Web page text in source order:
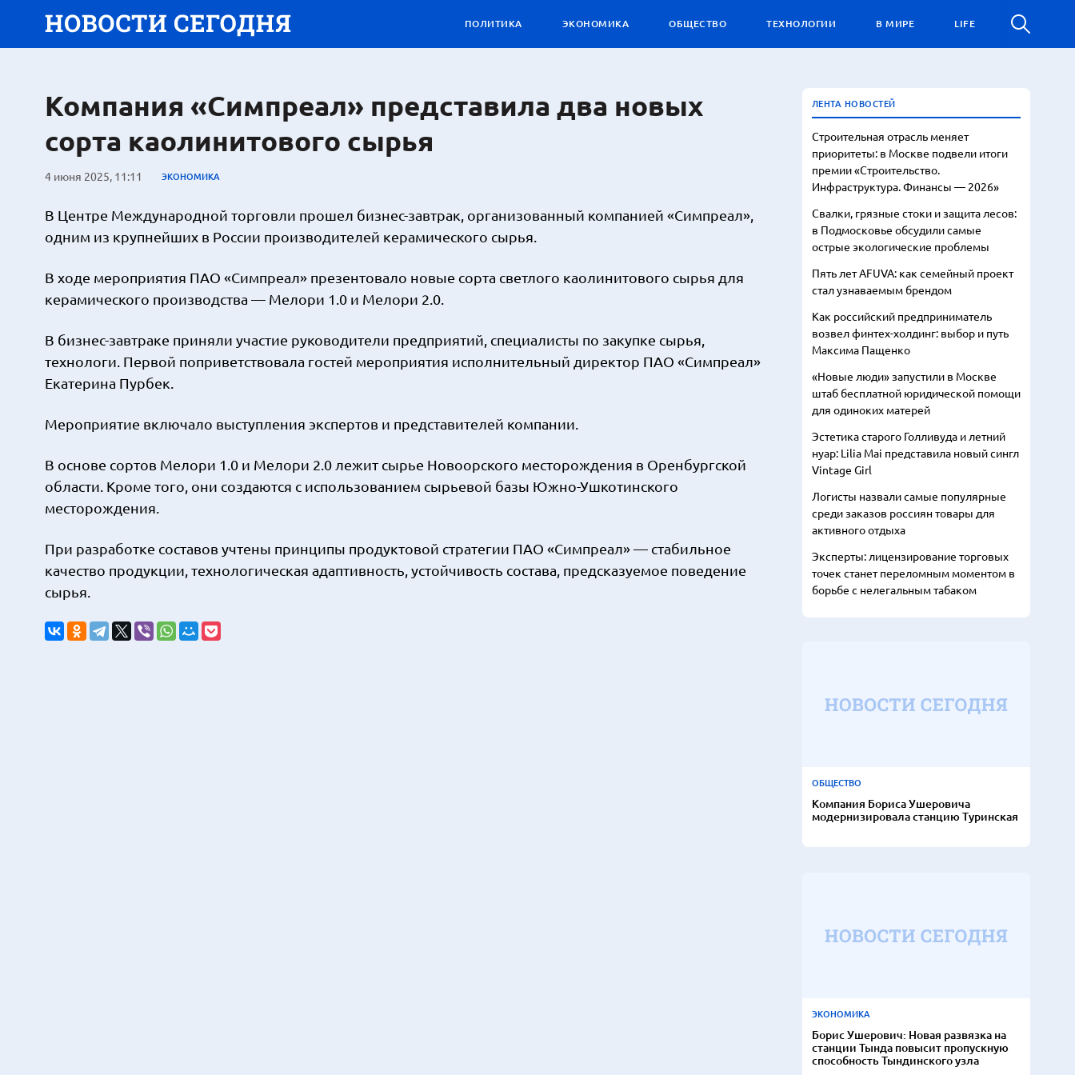
ПОЛИТИКА ЭКОНОМИКА ОБЩЕСТВО ТЕХНОЛОГИИ В МИРЕ LIFE
Компания «Симпреал» представила два новых
сорта каолинитового сырья
4 июня 2025, 11:11 ЭКОНОМИКА
В Центре Международной торговли прошел бизнес-завтрак, организованный компанией «Симпреал»,
одним из крупнейших в России производителей керамического сырья.
В ходе мероприятия ПАО «Симпреал» презентовало новые сорта светлого каолинитового сырья для
керамического производства — Мелори 1.0 и Мелори 2.0.
В бизнес-завтраке приняли участие руководители предприятий, специалисты по закупке сырья,
технологи. Первой поприветствовала гостей мероприятия исполнительный директор ПАО «Симпреал»
Екатерина Пурбек.
Мероприятие включало выступления экспертов и представителей компании.
В основе сортов Мелори 1.0 и Мелори 2.0 лежит сырье Новоорского месторождения в Оренбургской
области. Кроме того, они создаются с использованием сырьевой базы Южно-Ушкотинского
месторождения.
При разработке составов учтены принципы продуктовой стратегии ПАО «Симпреал» — стабильное
качество продукции, технологическая адаптивность, устойчивость состава, предсказуемое поведение
сырья.
ЛЕНТА НОВОСТЕЙ
Строительная отрасль меняет
приоритеты: в Москве подвели итоги
премии «Строительство.
Инфраструктура. Финансы — 2026»
Свалки, грязные стоки и защита лесов:
в Подмосковье обсудили самые
острые экологические проблемы
Пять лет AFUVA: как семейный проект
стал узнаваемым брендом
Как российский предприниматель
возвел финтех-холдинг: выбор и путь
Максима Пащенко
«Новые люди» запустили в Москве
штаб бесплатной юридической помощи
для одиноких матерей
Эстетика старого Голливуда и летний
нуар: Lilia Mai представила новый сингл
Vintage Girl
Логисты назвали самые популярные
среди заказов россиян товары для
активного отдыха
Эксперты: лицензирование торговых
точек станет переломным моментом в
борьбе с нелегальным табаком
ОБЩЕСТВО
Компания Бориса Ушеровича
модернизировала станцию Туринская
ЭКОНОМИКА
Борис Ушерович: Новая развязка на
станции Тында повысит пропускную
способность Тындинского узла